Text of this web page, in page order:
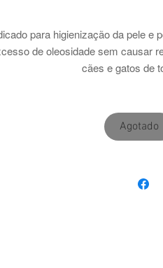
para higienização da pele e
de oleosidade sem causar
cães e gatos de
Uso tópico. Molhe o animal
bem os pelos. Deixe agir por 5
Agotado